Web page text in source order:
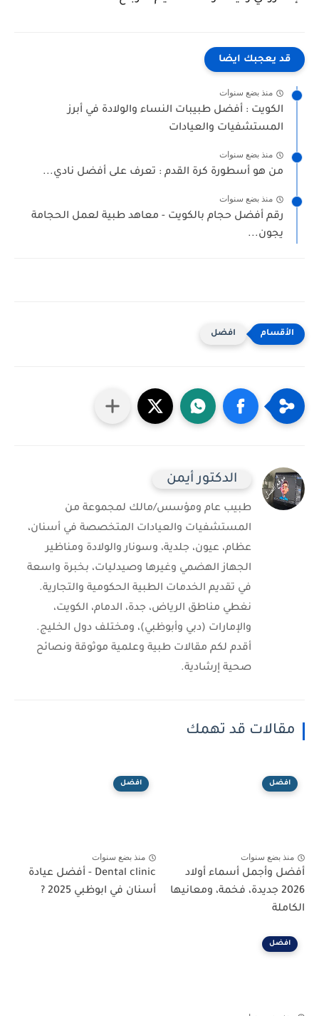
قد يعجبك ايضا
منذ بضع سنوات
الكويت : أفضل طبيبات النساء والولادة في أبرز
المستشفيات والعيادات
منذ بضع سنوات
من هو أسطورة كرة القدم : تعرف على أفضل نادي...
منذ بضع سنوات
رقم أفضل حجام بالكويت - معاهد طبية لعمل الحجامة
يجون...
افضل
الدكتور أيمن
طبيب عام ومؤسس/مالك لمجموعة من
المستشفيات والعيادات المتخصصة في أسنان،
عظام، عيون، جلدية، وسونار والولادة ومناظير
الجهاز الهضمي وغيرها وصيدليات، بخبرة واسعة
في تقديم الخدمات الطبية الحكومية والتجارية.
نغطي مناطق الرياض، جدة، الدمام، الكويت،
والإمارات (دبي وأبوظبي)، ومختلف دول الخليج.
أقدم لكم مقالات طبية وعلمية موثوقة ونصائح
صحية إرشادية.
مقالات قد تهمك
افضل
منذ بضع سنوات
أفضل وأجمل أسماء أولاد
2026 جديدة، فخمة، ومعانيها
الكاملة
افضل
منذ بضع سنوات
Dental clinic - أفضل عيادة
أسنان في ابوظبي 2025 ?
افضل